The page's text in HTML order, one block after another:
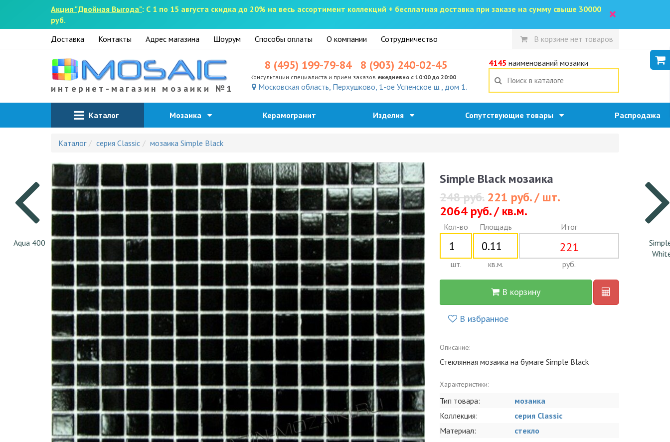
Акция "Двойная Выгода": С 1 по 15 августа скидка до 20% на весь ассортимент коллекций + бесплатная доставка при заказе на сумму свыше 30000
руб.
×
Доставка Контакты Адрес магазина Шоурум Способы оплаты О компании Сотрудничество В корзине нет товаров
интернет-магазин мозаики №1
8 (495) 199-79-84 8 (903) 240-02-45
Консультации специалиста и прием заказов ежедневно с 10:00 до 20:00
Московская область, Перхушково, 1-ое Успенское ш., дом 1.
4145 наименований мозаики
Каталог Мозаика Керамогранит Изделия Сопутствующие товары Распродажа
Каталог серия Classic мозаика Simple Black
Aqua 400
Simple Black мозаика
248 руб.221 руб. / шт.
2064 руб. / кв.м.
Кол-во
шт.
Площадь
кв.м.
Итог
221
руб.
В корзину
В избранное
Описание:
Стеклянная мозаика на бумаге Simple Black
Характеристики:
Тип товара:
мозаика
Коллекция:
серия Classic
Материал:
стекло